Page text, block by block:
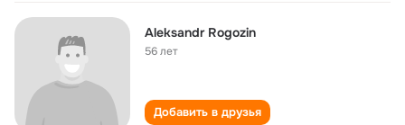
Aleksandr Rogozin
56 лет
Добавить в друзья